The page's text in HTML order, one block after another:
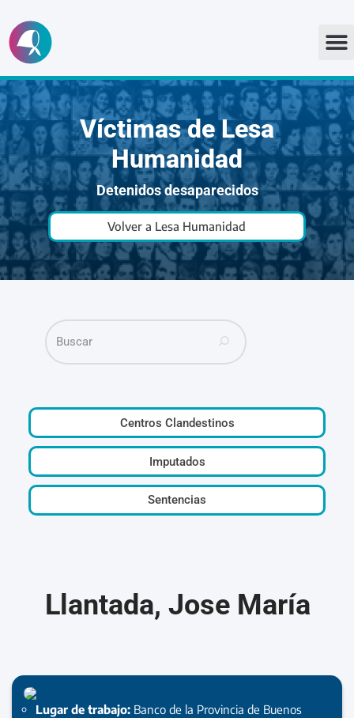
Ir
al
contenido
Víctimas de Lesa
Humanidad
Detenidos desaparecidos
Volver a Lesa Humanidad
Centros Clandestinos
Imputados
Sentencias
Llantada, Jose María
Lugar de trabajo: Banco de la Provincia de Buenos